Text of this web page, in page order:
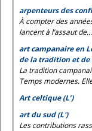
À compter des
lancent à l’assaut
art campanaire en
de la tradition et
La tradition
Temps modernes.
Art celtique (L’)
art du sud (L')
Les contributions